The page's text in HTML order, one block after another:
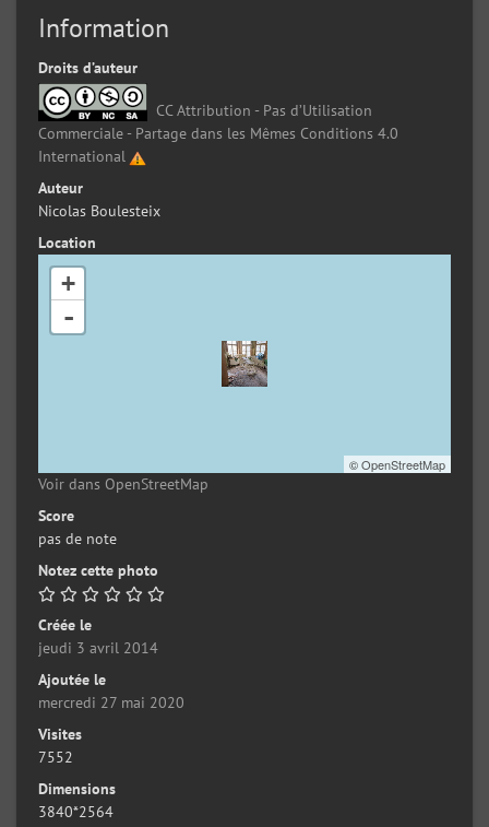
Information
Droits d’auteur
CC Attribution - Pas d’Utilisation
Commerciale - Partage dans les Mêmes Conditions 4.0
International
Auteur
Nicolas Boulesteix
Location
+
-
©OpenStreetMap
Voir dans OpenStreetMap
Score
pas de note
Notez cette photo
Créée le
jeudi 3 avril 2014
Ajoutée le
mercredi 27 mai 2020
Visites
7552
Dimensions
3840*2564